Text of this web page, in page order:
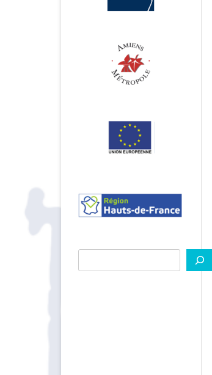
MOINS POUR PLUS
MENTIONS LÉGALES